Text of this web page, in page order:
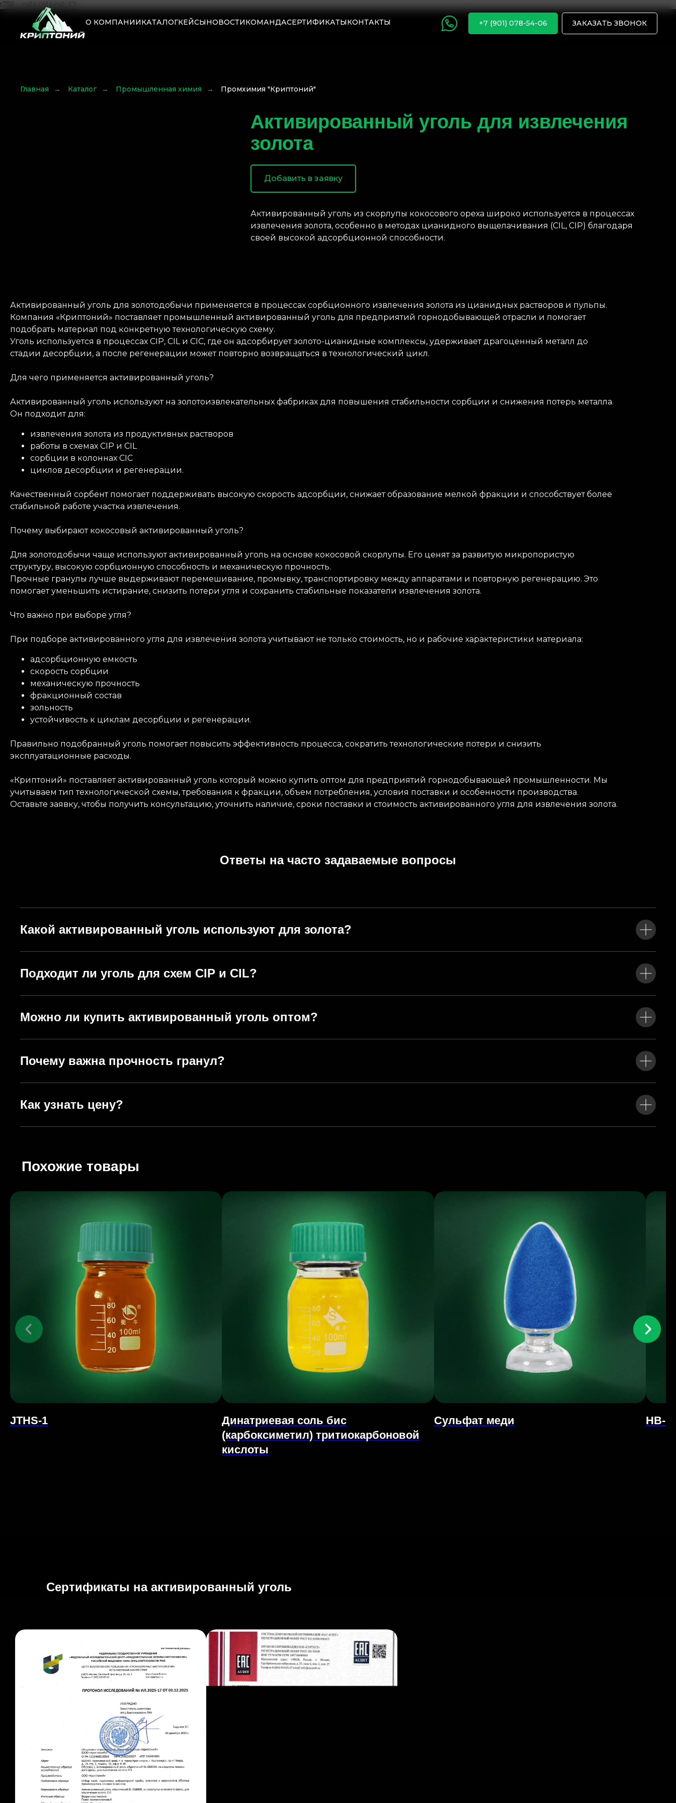
О КОМПАНИИКАТАЛОГКЕЙСЫНОВОСТИКОМАНДАСЕРТИФИКАТЫКОНТАКТЫ +7 (901) 078-54-06 ЗАКАЗАТЬ ЗВОНОК
t758__col t-col t-col_12
Главная → Каталог → Промышленная химия → Промхимия "Криптоний"
Активированный уголь для извлечения
золота
Добавить в заявку
Активированный уголь из скорлупы кокосового ореха широко используется в процессах
извлечения золота, особенно в методах цианидного выщелачивания (CIL, CIP) благодаря
своей высокой адсорбционной способности.
Активированный уголь для золотодобычи применяется в процессах сорбционного извлечения золота из цианидных растворов и пульпы.
Компания «Криптоний» поставляет промышленный активированный уголь для предприятий горнодобывающей отрасли и помогает
подобрать материал под конкретную технологическую схему.
Уголь используется в процессах CIP, CIL и CIC, где он адсорбирует золото-цианидные комплексы, удерживает драгоценный металл до
стадии десорбции, а после регенерации может повторно возвращаться в технологический цикл.
Для чего применяется активированный уголь?
Активированный уголь используют на золотоизвлекательных фабриках для повышения стабильности сорбции и снижения потерь металла.
Он подходит для:
извлечения золота из продуктивных растворов
работы в схемах CIP и CIL
сорбции в колоннах CIC
циклов десорбции и регенерации.
Качественный сорбент помогает поддерживать высокую скорость адсорбции, снижает образование мелкой фракции и способствует более
стабильной работе участка извлечения.
Почему выбирают кокосовый активированный уголь?
Для золотодобычи чаще используют активированный уголь на основе кокосовой скорлупы. Его ценят за развитую микропористую
структуру, высокую сорбционную способность и механическую прочность.
Прочные гранулы лучше выдерживают перемешивание, промывку, транспортировку между аппаратами и повторную регенерацию. Это
помогает уменьшить истирание, снизить потери угля и сохранить стабильные показатели извлечения золота.
Что важно при выборе угля?
При подборе активированного угля для извлечения золота учитывают не только стоимость, но и рабочие характеристики материала:
адсорбционную емкость
скорость сорбции
механическую прочность
фракционный состав
зольность
устойчивость к циклам десорбции и регенерации.
Правильно подобранный уголь помогает повысить эффективность процесса, сократить технологические потери и снизить
эксплуатационные расходы.
«Криптоний» поставляет активированный уголь который можно купить оптом для предприятий горнодобывающей промышленности. Мы
учитываем тип технологической схемы, требования к фракции, объем потребления, условия поставки и особенности производства.
Оставьте заявку, чтобы получить консультацию, уточнить наличие, сроки поставки и стоимость активированного угля для извлечения золота.
Ответы на часто задаваемые вопросы
Какой активированный уголь используют для золота?
Подходит ли уголь для схем CIP и CIL?
Можно ли купить активированный уголь оптом?
Почему важна прочность гранул?
Как узнать цену?
Похожие товары
JTHS-1
Динатриевая соль бис
(карбоксиметил) тритиокарбоновой
кислоты
Сульфат меди HB-
Сертификаты на активированный уголь